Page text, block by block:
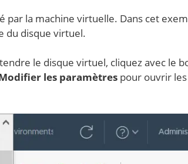
par la machine virtuelle. Dans cet
du disque virtuel.
le disque virtuel, cliquez avec le
les paramètrespour ouvrir les